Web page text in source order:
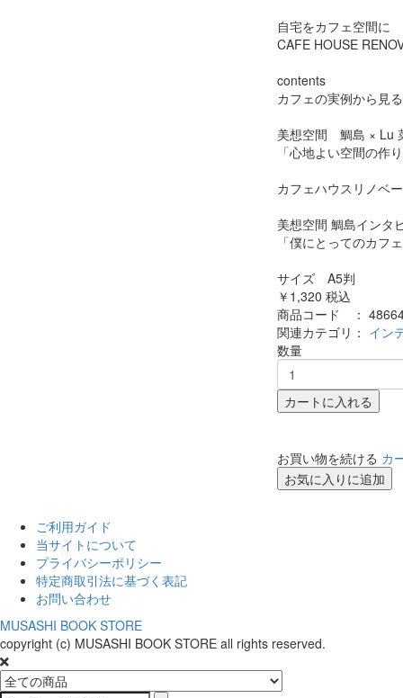
自宅をカフェ空間に
CAFE HOUSE
contents
カフェの実例から見
美想空間 鯛島 × Lu
「心地よい空間の作
カフェハウスリノベ
美想空間 鯛島インタ
「僕にとってのカフ
サイズ A5判
￥1,320 税込
商品コード ：
関連カテゴリ： イン
数量
カートに入れる
お買い物を続ける カ
お気に入りに追加
ご利用ガイド
当サイトについて
プライバシーポリシー
特定商取引法に基づく表記
お問い合わせ
MUSASHI BOOK STORE
copyright (c) MUSASHI BOOK STORE all rights reserved.